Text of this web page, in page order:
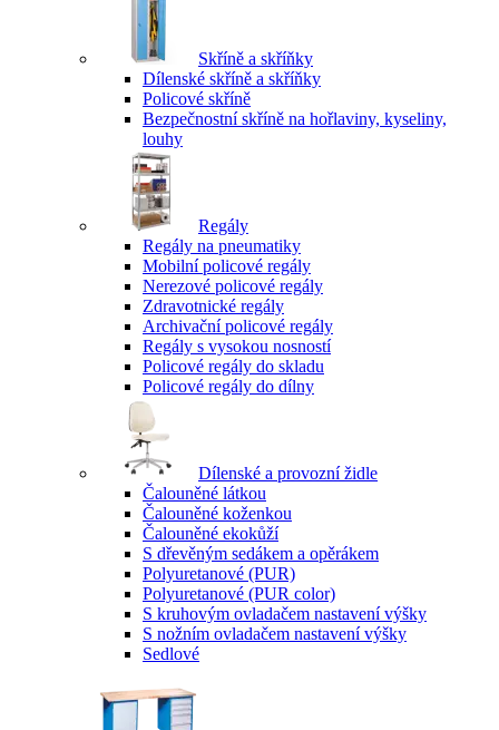
Skříně a skříňky
Dílenské skříně a skříňky
Policové skříně
Bezpečnostní skříně na hořlaviny, kyseliny,
louhy
Regály
Regály na pneumatiky
Mobilní policové regály
Nerezové policové regály
Zdravotnické regály
Archivační policové regály
Regály s vysokou nosností
Policové regály do skladu
Policové regály do dílny
Dílenské a provozní židle
Čalouněné látkou
Čalouněné koženkou
Čalouněné ekokůží
S dřevěným sedákem a opěrákem
Polyuretanové (PUR)
Polyuretanové (PUR color)
S kruhovým ovladačem nastavení výšky
S nožním ovladačem nastavení výšky
Sedlové